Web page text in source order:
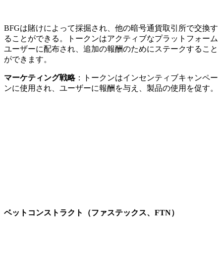
BFGは賭けによって採掘され、他の暗号通貨取引所で交換す
ることができる。トークンはアクティブなプラットフォーム
ユーザーに配布され、追加の報酬のためにステークすること
ができます。
マーケティング戦略：トークンはインセンティブキャンペー
ンに使用され、ユーザーに報酬を与え、製品の使用を促す。
ベットコンストラクト（ファステックス、FTN）